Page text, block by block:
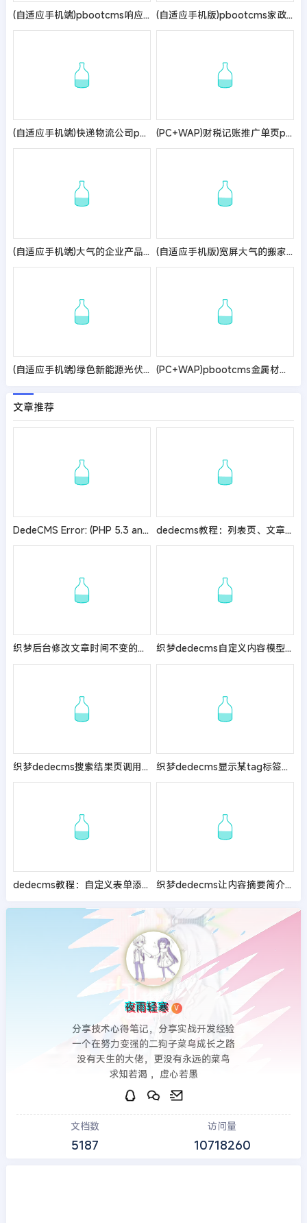
(自适应手机端)pbootcms响应式大气宠物食品动物网站模板 HTML5猫粮狗粮网站源码 (自适应手机版)pbootcms家政服务公司网站模板 橙色搬家保洁公司网站源码下载
(自适应手机端)快递物流公司pbootcms网站模板 html响应式快递货运网站源码 (PC+WAP)财税记账推广单页pbootcms网站模板 财务会计类落地页网站源码
(自适应手机端)大气的企业产品展示网站模板 (自适应手机版)宽屏大气的搬家快递公司pbootcms网站模板 响应式搬家家政公司网站源码
(自适应手机端)绿色新能源光伏太阳能网站模板 (PC+WAP)pbootcms金属材料网站模板 蓝色钢材板材加工网站源码
文章推荐
DedeCMS Error: (PHP 5.3 and above) Please set request_order dedecms教程：列表页、文章页调用所有顶级栏目文章的方法
织梦后台修改文章时间不变的解决方法 织梦dedecms自定义内容模型在首页、列表页及内容调用标签的方法
织梦dedecms搜索结果页调用总搜索条数的教程 织梦dedecms显示某tag标签下文章总数量的方法
dedecms教程：自定义表单添加验证码功能 织梦dedecms让内容摘要简介支持换行方法
夜雨轻寒 V
分享技术心得笔记，分享实战开发经验
一个在努力变强的二狗子菜鸟成长之路
没有天生的大佬，更没有永远的菜鸟
求知若渴 ，虚心若愚
文档数
5187
访问量
10718260